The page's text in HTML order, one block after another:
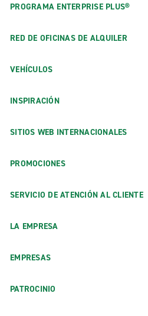
PROGRAMA ENTERPRISE PLUS®
RED DE OFICINAS DE ALQUILER
VEHÍCULOS
INSPIRACIÓN
SITIOS WEB INTERNACIONALES
PROMOCIONES
SERVICIO DE ATENCIÓN AL CLIENTE
LA EMPRESA
EMPRESAS
PATROCINIO